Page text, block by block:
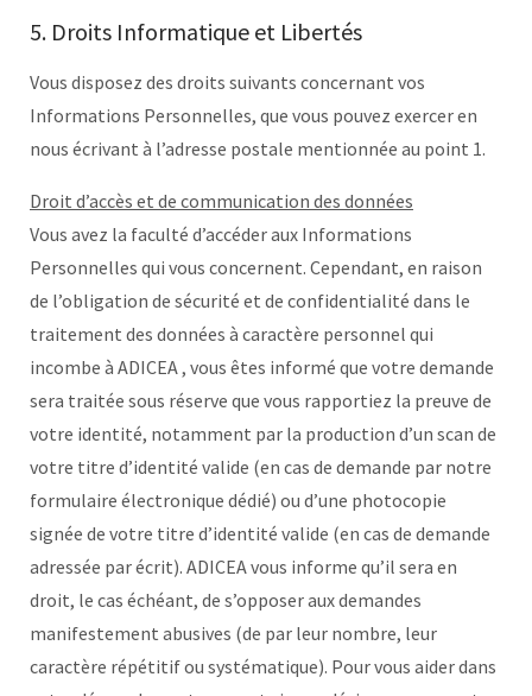
5. Droits Informatique et Libertés
Vous disposez des droits suivants concernant vos
Informations Personnelles, que vous pouvez exercer en
nous écrivant à l’adresse postale mentionnée au point 1.
Droit d’accès et de communication des données
Vous avez la faculté d’accéder aux Informations
Personnelles qui vous concernent. Cependant, en raison
de l’obligation de sécurité et de confidentialité dans le
traitement des données à caractère personnel qui
incombe à ADICEA , vous êtes informé que votre demande
sera traitée sous réserve que vous rapportiez la preuve de
votre identité, notamment par la production d’un scan de
votre titre d’identité valide (en cas de demande par notre
formulaire électronique dédié) ou d’une photocopie
signée de votre titre d’identité valide (en cas de demande
adressée par écrit). ADICEA vous informe qu’il sera en
droit, le cas échéant, de s’opposer aux demandes
manifestement abusives (de par leur nombre, leur
caractère répétitif ou systématique). Pour vous aider dans